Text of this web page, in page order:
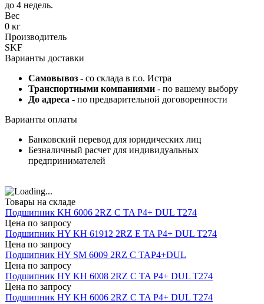
до 4 недель.
Вес
0 кг
Производитель
SKF
Варианты доставки
Самовывоз - со склада в г.о. Истра
Транспортными компаниями - по вашему выбору
До адреса - по предварительной договоренности
Варианты оплаты
Банковский перевод для юридических лиц
Безналичный расчет для индивидуальных
предпринимателей
Товары на складе
Подшипник KH 6006 2RZ C TA P4+ DUL T274
Цена по запросу
Подшипник HY KH 61912 2RZ E TA P4+ DUL T274
Цена по запросу
Подшипник HY SM 6009 2RZ C TAP4+DUL
Цена по запросу
Подшипник HY KH 6008 2RZ C TA P4+ DUL T274
Цена по запросу
Подшипник HY KH 6006 2RZ C TA P4+ DUL T274